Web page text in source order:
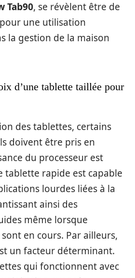
Tab90, se révèlent être de
une utilisation
la gestion de la maison
d’une tablette taillée pour
des tablettes, certains
doivent être pris en
du processeur est
tablette rapide est capable
lourdes liées à la
ainsi des
même lorsque
en cours. Par ailleurs,
un facteur déterminant.
qui fonctionnent avec